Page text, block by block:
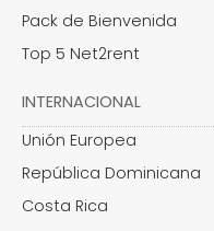
Pack de Bienvenida
Top 5 Net2rent
INTERNACIONAL
Unión Europea
República Dominicana
Costa Rica